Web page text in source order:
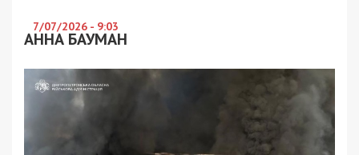
7/07/2026 - 9:03
АННА БАУМАН